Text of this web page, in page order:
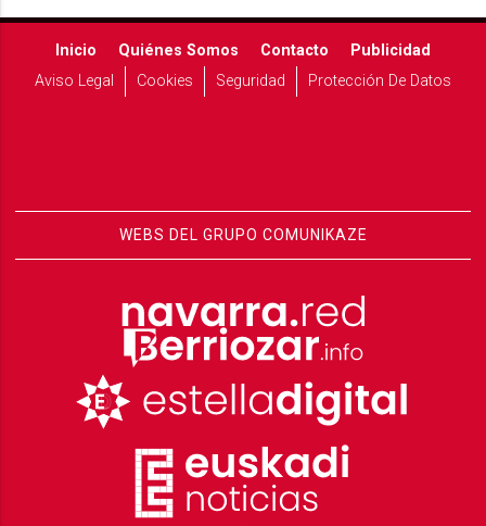
Inicio Quiénes Somos Contacto
Publicidad
Aviso Legal
Cookies Seguridad Protección De Datos
WEBS DEL GRUPO COMUNIKAZE